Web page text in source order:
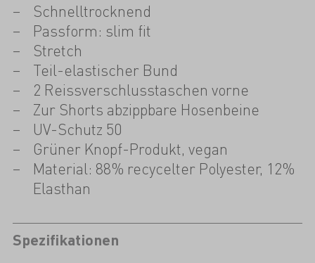
Schnelltrocknend
Passform: slim fit
Stretch
Teil-elastischer Bund
2 Reissverschlusstaschen vorne
Zur Shorts abzippbare Hosenbeine
UV-Schutz 50
Grüner Knopf-Produkt, vegan
Material: 88% recycelter Polyester, 12%
Elasthan
Spezifikationen